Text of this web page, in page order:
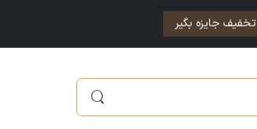
تخفیف جایزه بگیر